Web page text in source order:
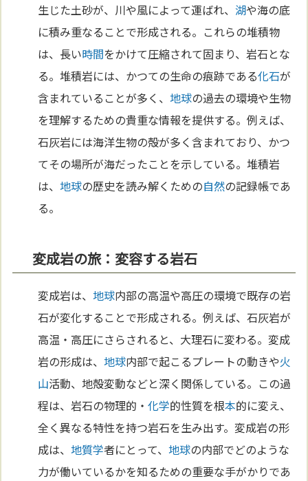
生じた土砂が、川や風によって運ばれ、湖や海の底
に積み重なることで形成される。これらの堆積物
は、長い時間をかけて圧縮されて固まり、岩石とな
る。堆積岩には、かつての生命の痕跡である化石が
含まれていることが多く、地球の過去の環境や生物
を理解するための貴重な情報を提供する。例えば、
石灰岩には海洋生物の殻が多く含まれており、かつ
てその場所が海だったことを示している。堆積岩
は、地球の歴史を読み解くための自然の記録帳であ
る。
変成岩の旅：変容する岩石
変成岩は、地球内部の高温や高圧の環境で既存の岩
石が変化することで形成される。例えば、石灰岩が
高温・高圧にさらされると、大理石に変わる。変成
岩の形成は、地球内部で起こるプレートの動きや火
山活動、地殻変動などと深く関係している。この過
程は、岩石の物理的・化学的性質を根本的に変え、
全く異なる特性を持つ岩石を生み出す。変成岩の形
成は、地質学者にとって、地球の内部でどのような
力が働いているかを知るための重要な手がかりであ